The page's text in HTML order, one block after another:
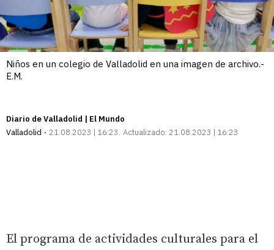
Niños en un colegio de Valladolid en una imagen de archivo.-
E.M.
Diario de Valladolid | El Mundo
Valladolid
21.08.2023 | 16:23 Actualizado: 21.08.2023 | 16:23
El programa de actividades culturales para el